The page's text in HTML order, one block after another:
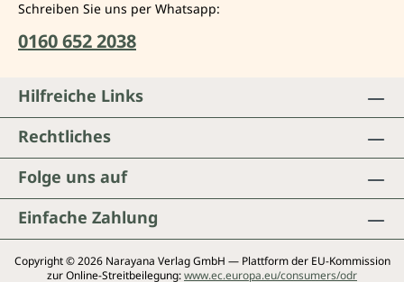
Schreiben Sie uns per Whatsapp:
0160 652 2038
Folge uns auf
Einfache Zahlung
Hilfreiche Links
Rechtliches
Copyright © 2026 Narayana Verlag GmbH — Plattform der EU-Kommission
zur Online-Streitbeilegung:www.ec.europa.eu/consumers/odr